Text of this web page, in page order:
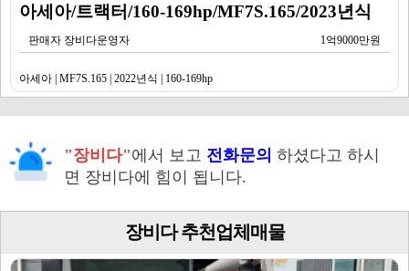
아세아/트랙터/160-169hp/MF7S.165/2023년식
판매자 장비다운영자 1억9000만원
아세아 | MF7S.165 | 2022년식 | 160-169hp
"장비다"에서 보고 전화문의 하셨다고 하시
면 장비다에 힘이 됩니다.
장비다 추천업체매물